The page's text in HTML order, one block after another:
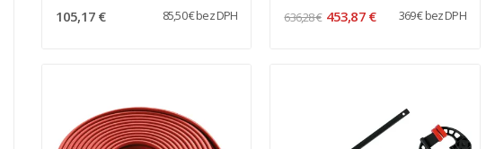
105,17 € 85,50 € bez DPH 636,28 € 453,87 € 369 € bez DPH